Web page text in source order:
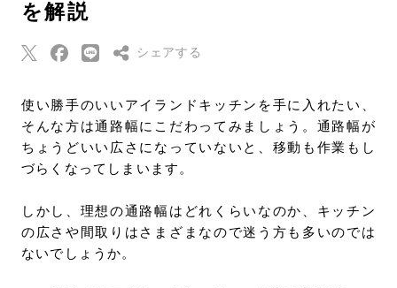
セパレートキッチン
バス・洗面
オンラインストア
カタログを見る
よくあるご質問
を解説
シェアする
Threads
Pinterest
はてなブックマー
ク
Eメールで送信
URLをコピー
使い勝手のいいアイランドキッチンを手に入れたい、
そんな方は通路幅にこだわってみましょう。通路幅が
ちょうどいい広さになっていないと、移動も作業もし
づらくなってしまいます。
しかし、理想の通路幅はどれくらいなのか、キッチン
の広さや間取りはさまざまなので迷う方も多いのでは
ないでしょうか。